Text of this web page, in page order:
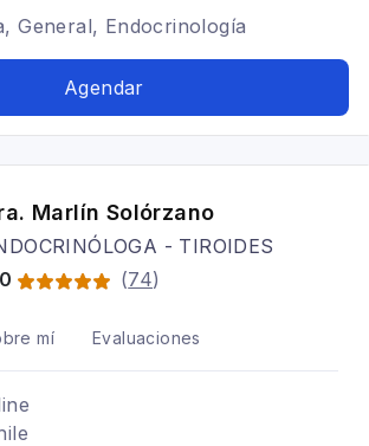
General, Endocrinología
Agendar
Marlín Solórzano
- TIROIDES
(74)
mí Evaluaciones